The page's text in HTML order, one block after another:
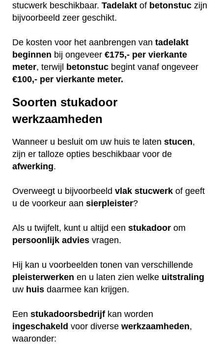
stucwerk beschikbaar. Tadelakt of betonstuc zijn
bijvoorbeeld zeer geschikt.
De kosten voor het aanbrengen van tadelakt
beginnen bij ongeveer €175,- per vierkante
meter, terwijl betonstuc begint vanaf ongeveer
€100,- per vierkante meter.
Soorten stukadoor
werkzaamheden
Wanneer u besluit om uw huis te laten stucen,
zijn er talloze opties beschikbaar voor de
afwerking.
Overweegt u bijvoorbeeld vlak stucwerk of geeft
u de voorkeur aan sierpleister?
Als u twijfelt, kunt u altijd een stukadoor om
persoonlijk advies vragen.
Hij kan u voorbeelden tonen van verschillende
pleisterwerken en u laten zien welke uitstraling
uw huis daarmee kan krijgen.
Een stukadoorsbedrijf kan worden
ingeschakeld voor diverse werkzaamheden,
waaronder: